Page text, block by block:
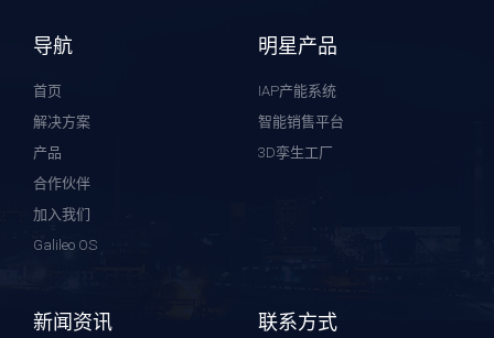
导航
首页
解决方案
产品
合作伙伴
加入我们
Galileo OS
明星产品
IAP产能系统
智能销售平台
3D孪生工厂
新闻资讯 联系方式